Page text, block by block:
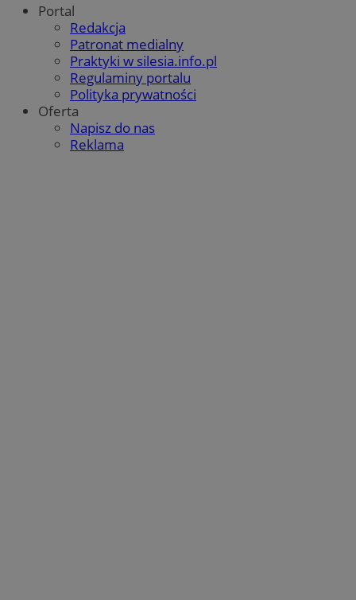
Portal
Redakcja
Patronat medialny
Praktyki w silesia.info.pl
Regulaminy portalu
Polityka prywatności
Oferta
Napisz do nas
Reklama